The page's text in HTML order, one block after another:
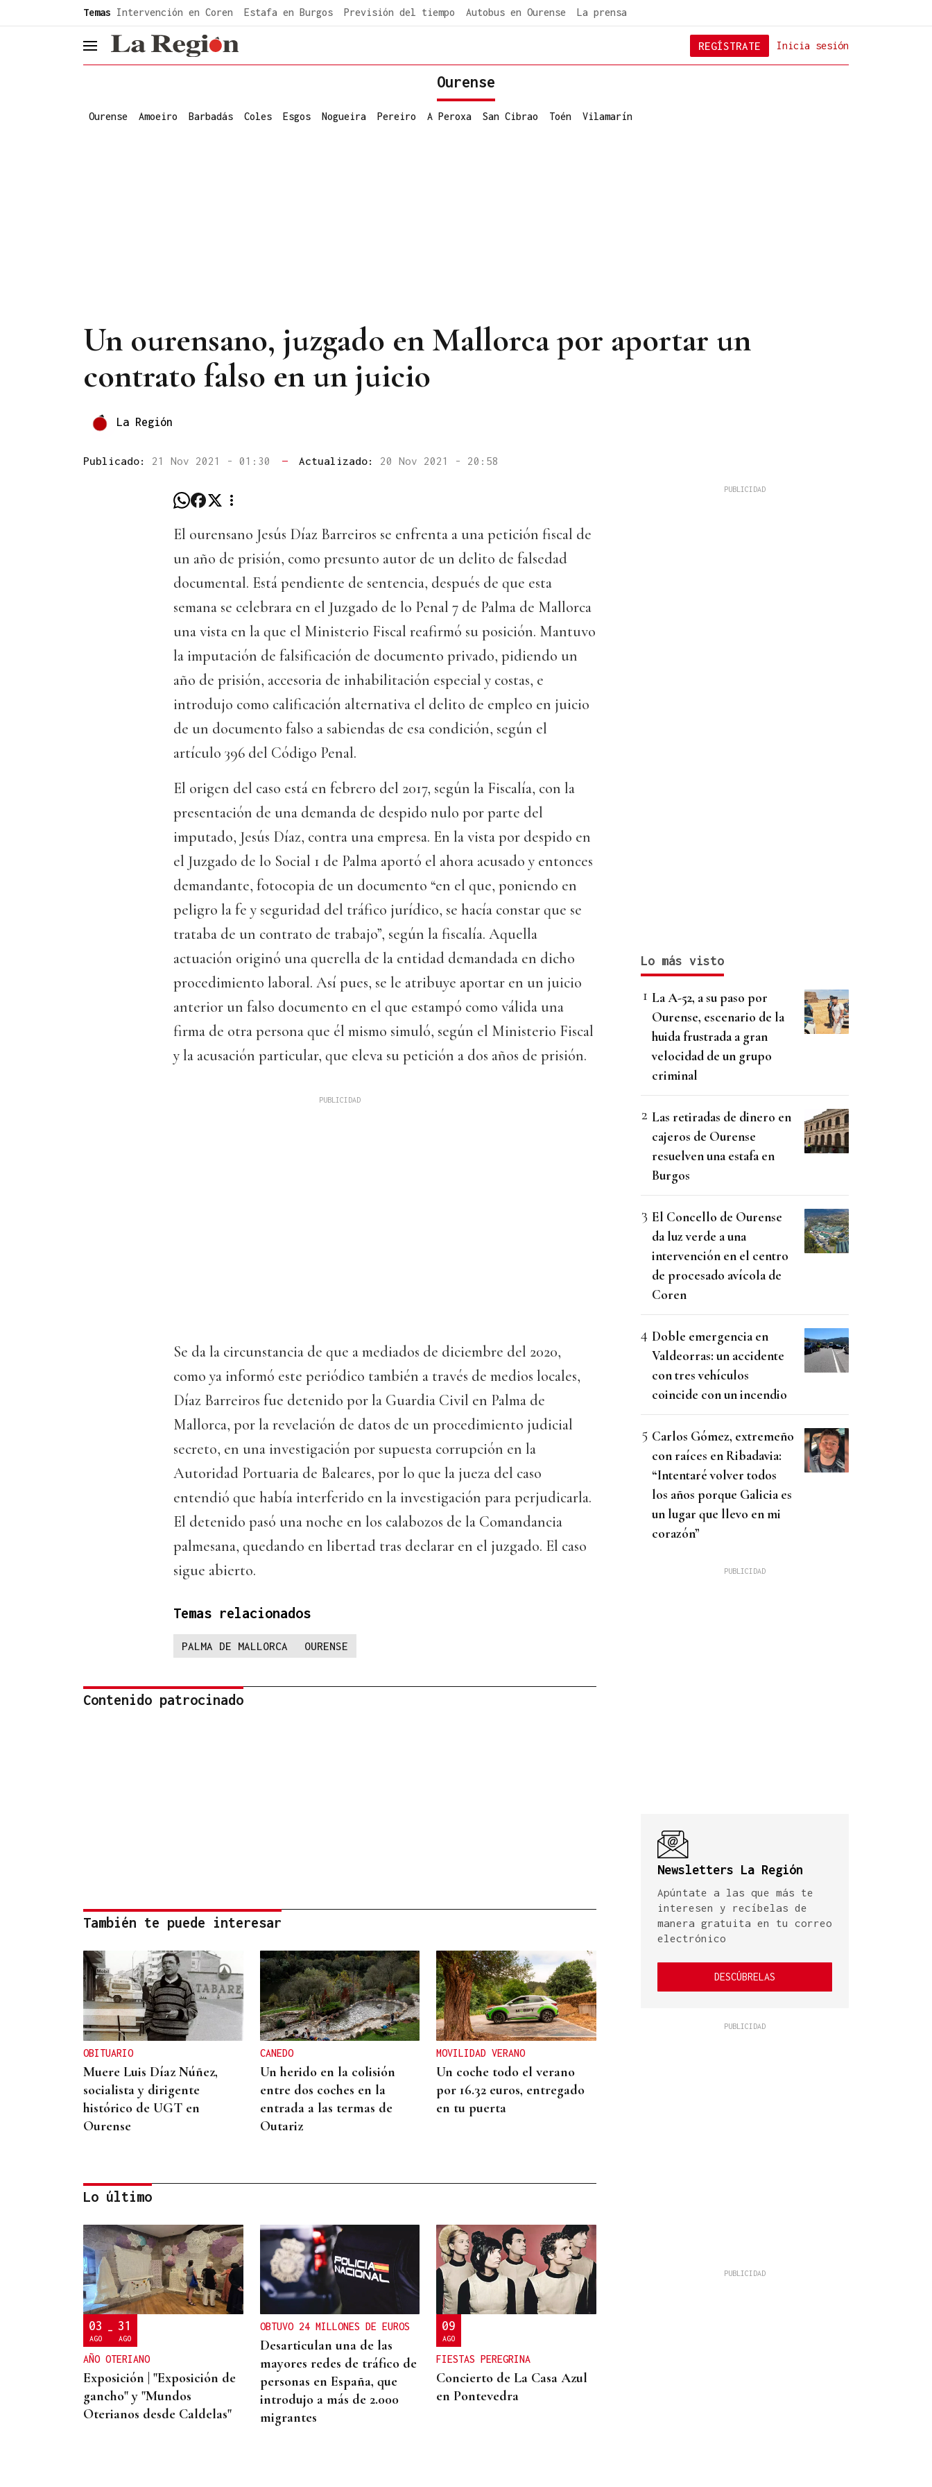
Temas Intervención en Coren Estafa en Burgos Previsión del tiempo Autobus en Ourense La prensa
header.menu.open Inicia sesión
REGÍSTRATE
Ourense
Ourense Amoeiro Barbadás Coles Esgos Nogueira Pereiro A Peroxa San Cibrao Toén Vilamarín
Un ourensano, juzgado en Mallorca por aportar un
contrato falso en un juicio
La Región
Publicado: 21 Nov 2021 - 01:30 — Actualizado: 20 Nov 2021 - 20:58
El ourensano Jesús Díaz Barreiros se enfrenta a una petición fiscal de
un año de prisión, como presunto autor de un delito de falsedad
documental. Está pendiente de sentencia, después de que esta
semana se celebrara en el Juzgado de lo Penal 7 de Palma de Mallorca
una vista en la que el Ministerio Fiscal reafirmó su posición. Mantuvo
la imputación de falsificación de documento privado, pidiendo un
año de prisión, accesoria de inhabilitación especial y costas, e
introdujo como calificación alternativa el delito de empleo en juicio
de un documento falso a sabiendas de esa condición, según el
artículo 396 del Código Penal.
El origen del caso está en febrero del 2017, según la Fiscalía, con la
presentación de una demanda de despido nulo por parte del
imputado, Jesús Díaz, contra una empresa. En la vista por despido en
el Juzgado de lo Social 1 de Palma aportó el ahora acusado y entonces
demandante, fotocopia de un documento “en el que, poniendo en
peligro la fe y seguridad del tráfico jurídico, se hacía constar que se
trataba de un contrato de trabajo”, según la fiscalía. Aquella
actuación originó una querella de la entidad demandada en dicho
procedimiento laboral. Así pues, se le atribuye aportar en un juicio
anterior un falso documento en el que estampó como válida una
firma de otra persona que él mismo simuló, según el Ministerio Fiscal
y la acusación particular, que eleva su petición a dos años de prisión.
Se da la circunstancia de que a mediados de diciembre del 2020,
como ya informó este periódico también a través de medios locales,
Díaz Barreiros fue detenido por la Guardia Civil en Palma de
Mallorca, por la revelación de datos de un procedimiento judicial
secreto, en una investigación por supuesta corrupción en la
Autoridad Portuaria de Baleares, por lo que la jueza del caso
entendió que había interferido en la investigación para perjudicarla.
El detenido pasó una noche en los calabozos de la Comandancia
palmesana, quedando en libertad tras declarar en el juzgado. El caso
sigue abierto.
Temas relacionados
PALMA DE MALLORCA OURENSE
Contenido patrocinado
También te puede interesar
OBITUARIO
Muere Luis Díaz Núñez,
socialista y dirigente
histórico de UGT en
Ourense
CANEDO
Un herido en la colisión
entre dos coches en la
entrada a las termas de
Outariz
MOVILIDAD VERANO
Un coche todo el verano
por 16.32 euros, entregado
en tu puerta
CONATO EXTINGUIDO
Vídeo | Se desata un
incendio forestal en una
cantera de Untes
Lo último
03
AGO
- 31
AGO
AÑO OTERIANO
Exposición | "Exposición de
gancho" y "Mundos
Oterianos desde Caldelas"
OBTUVO 24 MILLONES DE EUROS
Desarticulan una de las
mayores redes de tráfico de
personas en España, que
introdujo a más de 2.000
migrantes
09
AGO
FIESTAS PEREGRINA
Concierto de La Casa Azul
en Pontevedra
Lo más visto
La A-52, a su paso por
Ourense, escenario de la
huida frustrada a gran
velocidad de un grupo
criminal
Las retiradas de dinero en
cajeros de Ourense
resuelven una estafa en
Burgos
El Concello de Ourense
da luz verde a una
intervención en el centro
de procesado avícola de
Coren
Doble emergencia en
Valdeorras: un accidente
con tres vehículos
coincide con un incendio
Carlos Gómez, extremeño
con raíces en Ribadavia:
“Intentaré volver todos
los años porque Galicia es
un lugar que llevo en mi
corazón”
Newsletters La Región
Apúntate a las que más te
interesen y recíbelas de
manera gratuita en tu correo
electrónico
DESCÚBRELAS